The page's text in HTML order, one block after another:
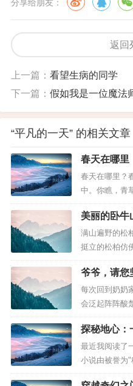
分享给朋友：
返回
上一篇： 看望生病的同学
下一篇： 假如我是一位魔法
“平凡的一天” 的相关文章
春天在哪里
春天在哪里？
中。你瞧，青
绿地毯；油菜
舞；萝卜花开
子从南方赶来
天在哪里？她
红的桃花竞相
美丽的卧牛
满山遍野的松
挺立的松柏仿
纷纷凋零时，
支身披绿甲的
界。你看那一
摇曳，散发出
向我展示着大
爷爷，请您
每次回到奶奶
会泛起阵阵酸
狠狠地刺在每
辈分最高的长
象。看着年迈
世界都变得灰
辛让您忧郁？
探秘地心：
最近我阅读了
小说由被誉为
著。 故事的核